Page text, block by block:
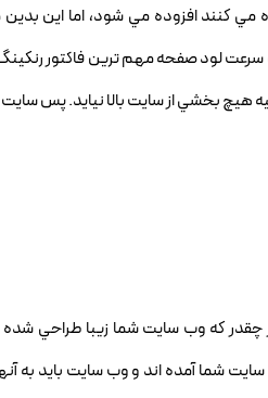
مي کنند افزوده مي شود، اما
لود صفحه مهم ترين فاکتور
بخشي از سايت بالا نيايد. پس سايت
که وب سايت شما زيبا طراحي شده
سايت شما آمده اند و وب سايت بايد